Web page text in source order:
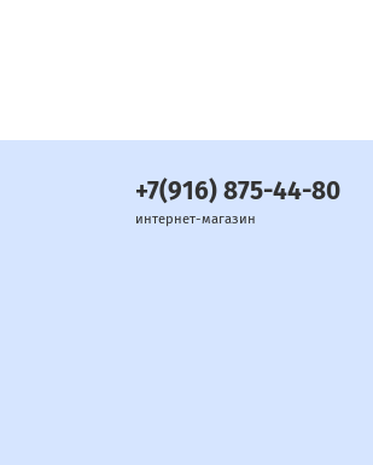
+7(916) 875-44-80
интернет-магазин